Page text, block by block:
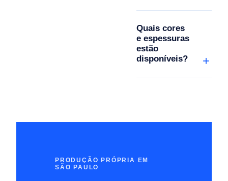
Quais cores
e espessuras
estão
disponíveis?
PRODUÇÃO PRÓPRIA EM
SÃO PAULO